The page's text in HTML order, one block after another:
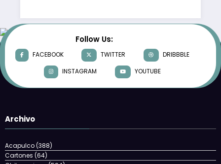
Follow Us:
FACEBOOK TWITTER
DRIBBBLE
INSTAGRAM
YOUTUBE
Archivo
Acapulco(388)
Cartones (64)